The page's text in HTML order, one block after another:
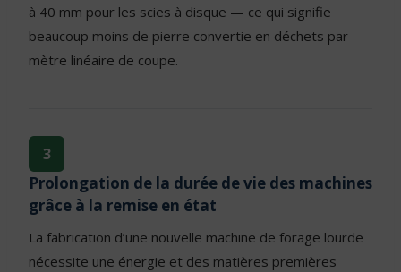
à 40 mm pour les scies à disque — ce qui signifie
beaucoup moins de pierre convertie en déchets par
mètre linéaire de coupe.
3
Prolongation de la durée de vie des machines
grâce à la remise en état
La fabrication d’une nouvelle machine de forage lourde
nécessite une énergie et des matières premières